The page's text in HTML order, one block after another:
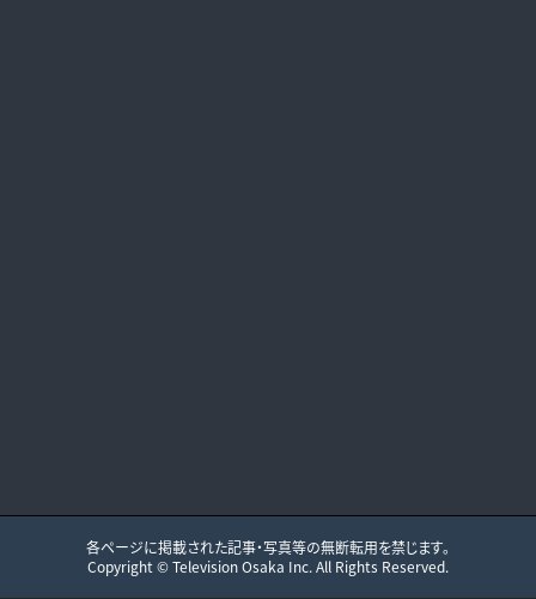
各ページに掲載された記事・写真等の無断転用を禁じます。
Copyright ©Television Osaka Inc. All Rights Reserved.